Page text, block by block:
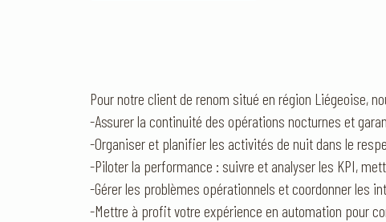
Pour notre client de renom situé en région Liégeoise,
-Assurer la continuité des opérations nocturnes et
-Organiser et planifier les activités de nuit dans le
-Piloter la performance : suivre et analyser les KPI,
-Gérer les problèmes opérationnels et coordonner les
-Mettre à profit votre expérience en automation pour